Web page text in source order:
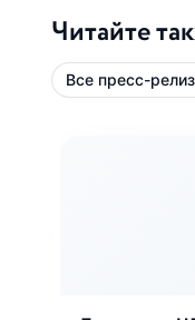
Читайте
Все пресс-